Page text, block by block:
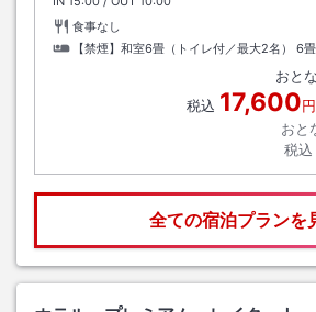
食事なし
【禁煙】和室6畳（トイレ付／最大2名）
6畳
おとな
税込 17,600円
おと
税込
全ての宿泊プランを